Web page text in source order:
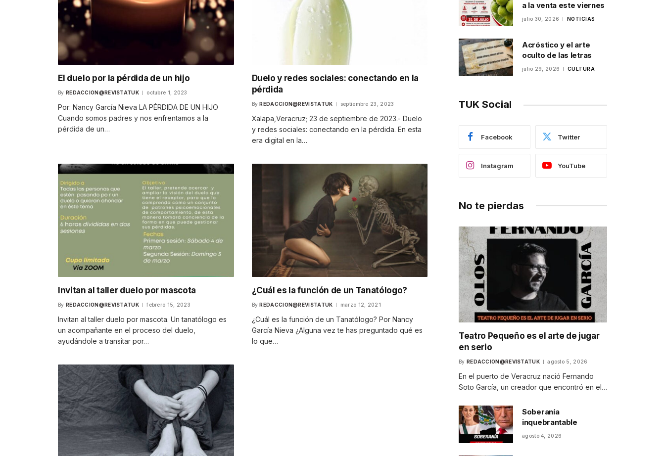
El duelo por la pérdida de un hijo
By REDACCION@REVISTATUK octubre 1, 2023
Por: Nancy García Nieva LA PÉRDIDA DE UN HIJO
Cuando somos padres y nos enfrentamos a la
pérdida de un…
Duelo y redes sociales: conectando en la
pérdida
By REDACCION@REVISTATUK septiembre 23, 2023
Xalapa,Veracruz; 23 de septiembre de 2023.- Duelo
y redes sociales: conectando en la pérdida. En esta
era digital en la…
Invitan al taller duelo por mascota
By REDACCION@REVISTATUK febrero 15, 2023
Invitan al taller duelo por mascota. Un tanatólogo es
un acompañante en el proceso del duelo,
ayudándole a transitar por…
¿Cuál es la función de un Tanatólogo?
By REDACCION@REVISTATUK marzo 12, 2021
¿Cuál es la función de un Tanatólogo? Por Nancy
García Nieva ¿Alguna vez te has preguntado qué es
lo que…
a la venta este viernes
julio 30, 2026 NOTICIAS
Acróstico y el arte
oculto de las letras
julio 29, 2026 CULTURA
TUK Social
Facebook Twitter
Instagram YouTube
No te pierdas
Teatro Pequeño es el arte de jugar
en serio
By REDACCION@REVISTATUK agosto 5, 2026
En el puerto de Veracruz nació Fernando
Soto García, un creador que encontró en el…
Soberanía
inquebrantable
agosto 4, 2026